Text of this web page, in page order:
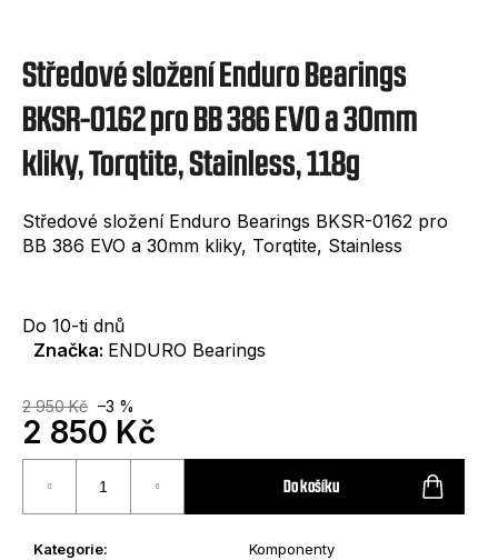
Středové složení Enduro Bearings
BKSR-0162 pro BB 386 EVO a 30mm
kliky, Torqtite, Stainless, 118g
Středové složení Enduro Bearings BKSR-0162 pro
BB 386 EVO a 30mm kliky, Torqtite, Stainless
Do 10-ti dnů
Značka: ENDURO Bearings
2 950 Kč –3 %
2 850 Kč
Měrná
cena:
Do košíku
Kategorie: Komponenty
e
n
a
í
t